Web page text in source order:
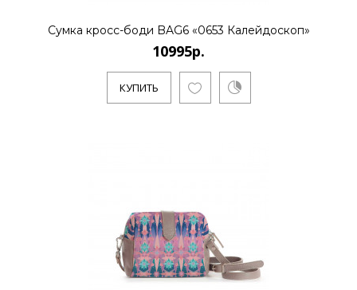
..
Сумка кросс-боди BAG6 «0653 Калейдоскоп»
10995р.
КУПИТЬ